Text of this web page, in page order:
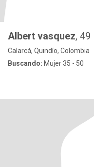
Albert vasquez, 49
Calarcá, Quindío, Colombia
Buscando: Mujer 35 - 50